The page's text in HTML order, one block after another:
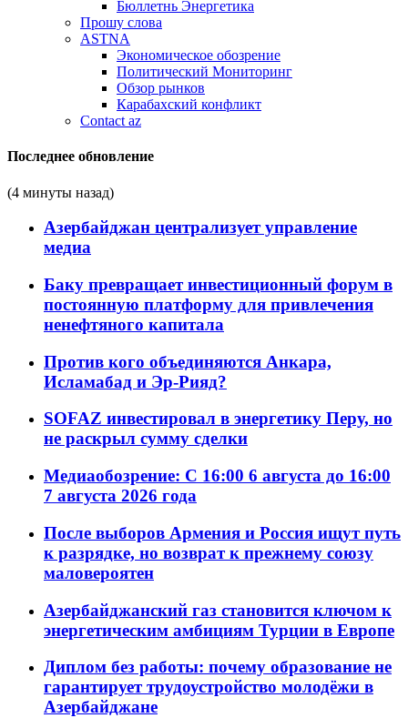
Бюллетнь Энергетика
Прошу слова
ASTNA
Экономическое обозрение
Политический Мониторинг
Обзор рынков
Карабахский конфликт
Contact az
Последнее обновление
(4 минуты назад)
Азербайджан централизует управление
медиа
Баку превращает инвестиционный форум в
постоянную платформу для привлечения
ненефтяного капитала
Против кого объединяются Анкара,
Исламабад и Эр-Рияд?
SOFAZ инвестировал в энергетику Перу, но
не раскрыл сумму сделки
Медиаобозрение: С 16:00 6 августа до 16:00
7 августа 2026 года
После выборов Армения и Россия ищут путь
к разрядке, но возврат к прежнему союзу
маловероятен
Азербайджанский газ становится ключом к
энергетическим амбициям Турции в Европе
Диплом без работы: почему образование не
гарантирует трудоустройство молодёжи в
Азербайджане